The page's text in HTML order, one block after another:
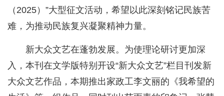
（2025）”大型征文活动，希望以此深刻铭记民族苦
难，为推动民族复兴凝聚精神力量。
新大众文艺在蓬勃发展。为使理论研讨更加深
入，本刊在文学版特别开设“新大众文艺”栏目刊发新
大众文艺作品，本期推出家政工李文丽的《我希望的